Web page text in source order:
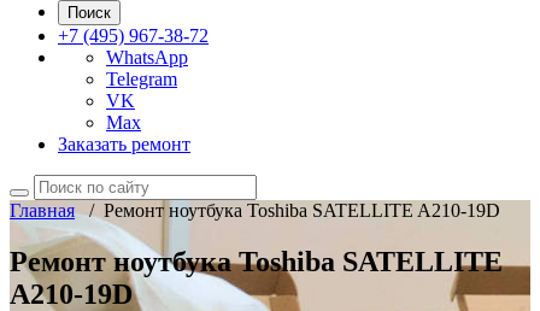
Поиск
+7 (495) 967-38-72
WhatsApp
Telegram
VK
Max
Заказать ремонт
Главная/ Ремонт ноутбука Toshiba SATELLITE A210-19D
Ремонт ноутбука Toshiba SATELLITE
A210-19D